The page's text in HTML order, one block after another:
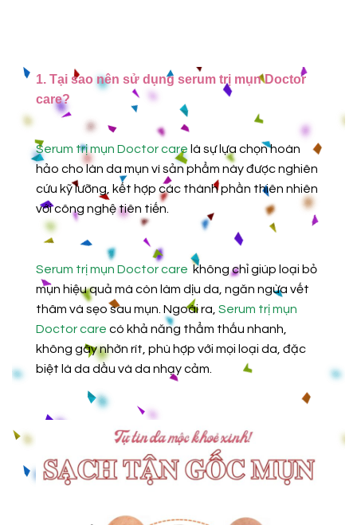
1. Tại sao nên sử dụng serum trị mụn Doctor
care?
Serum trị mụn Doctor care là sự lựa chọn hoàn
hảo cho làn da mụn vì sản phẩm này được nghiên
cứu kỹ lưỡng, kết hợp các thành phần thiên nhiên
với công nghệ tiên tiến.
Serum trị mụn Doctor care không chỉ giúp loại bỏ
mụn hiệu quả mà còn làm dịu da, ngăn ngừa vết
thâm và sẹo sau mụn. Ngoài ra, Serum trị mụn
Doctor care có khả năng thẩm thấu nhanh,
không gây nhờn rít, phù hợp với mọi loại da, đặc
biệt là da dầu và da nhạy cảm.